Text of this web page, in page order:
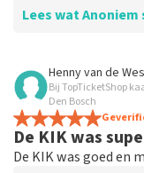
Lees wat
Beoordeling van
Perfecte
tickets.
Henny van de
Bij TopTicketShop
Den Bosch
De KIK was
De KIK was goed en